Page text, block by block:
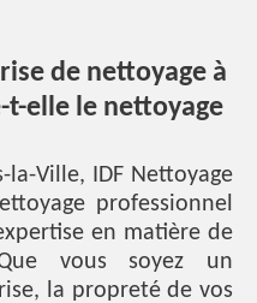
de nettoyage à
t-elle le nettoyage
Ville, IDF Nettoyage
professionnel
en matière de
vous soyez un
la propreté de vos